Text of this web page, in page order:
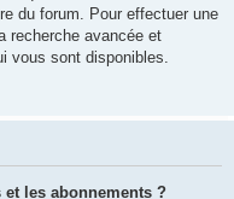
du forum. Pour effectuer une
recherche avancée et
vous sont disponibles.
les abonnements ?